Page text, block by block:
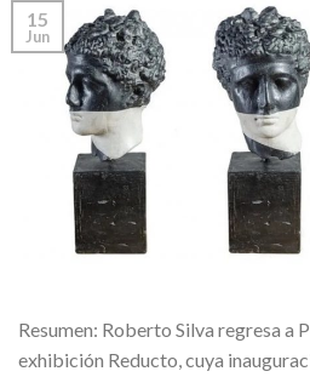
15
Jun
Resumen: Roberto Silva regresa a
exhibición Reducto, cuya